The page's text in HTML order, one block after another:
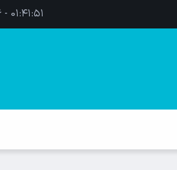
۰۱:۴۱:۵۲ - ۱۶ مرداد ۱۴۰۵